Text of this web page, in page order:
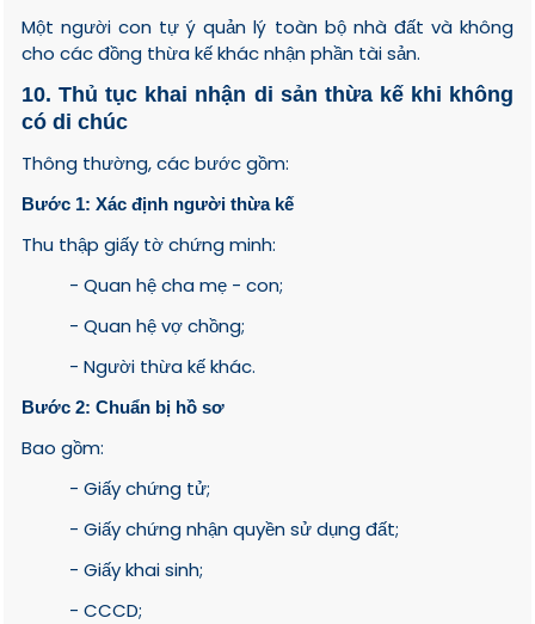
Một người con tự ý quản lý toàn bộ nhà đất và không
cho các đồng thừa kế khác nhận phần tài sản.
10. Thủ tục khai nhận di sản thừa kế khi không
có di chúc
Thông thường, các bước gồm:
Bước 1: Xác định người thừa kế
Thu thập giấy tờ chứng minh:
- Quan hệ cha mẹ - con;
- Quan hệ vợ chồng;
- Người thừa kế khác.
Bước 2: Chuẩn bị hồ sơ
Bao gồm:
- Giấy chứng tử;
- Giấy chứng nhận quyền sử dụng đất;
- Giấy khai sinh;
- CCCD;